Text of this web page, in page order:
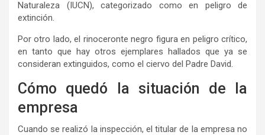
Naturaleza (IUCN), categorizado como en peligro de
extinción.
Por otro lado, el rinoceronte negro figura en peligro crítico,
en tanto que hay otros ejemplares hallados que ya se
consideran extinguidos, como el ciervo del Padre David.
Cómo quedó la situación de la
empresa
Cuando se realizó la inspección, el titular de la empresa no